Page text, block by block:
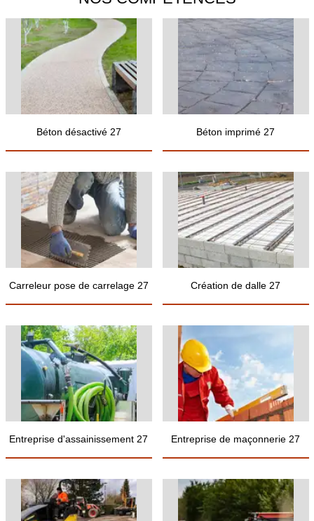
Béton désactivé 27 Béton imprimé 27
Carreleur pose de carrelage 27 Création de dalle 27
Entreprise d'assainissement 27 Entreprise de maçonnerie 27